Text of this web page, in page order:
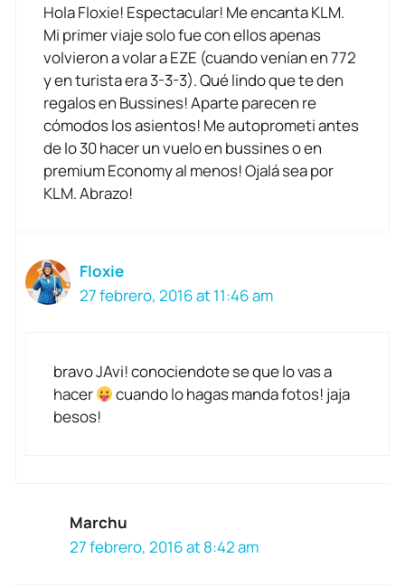
Hola Floxie! Espectacular! Me encanta KLM.
Mi primer viaje solo fue con ellos apenas
volvieron a volar a EZE (cuando venían en 772
y en turista era 3-3-3). Qué lindo que te den
regalos en Bussines! Aparte parecen re
cómodos los asientos! Me autoprometi antes
de lo 30 hacer un vuelo en bussines o en
premium Economy al menos! Ojalá sea por
KLM. Abrazo!
Floxie
27 febrero, 2016 at 11:46 am
bravo JAvi! conociendote se que lo vas a
hacer
cuando lo hagas manda fotos! jaja
besos!
Marchu
27 febrero, 2016 at 8:42 am